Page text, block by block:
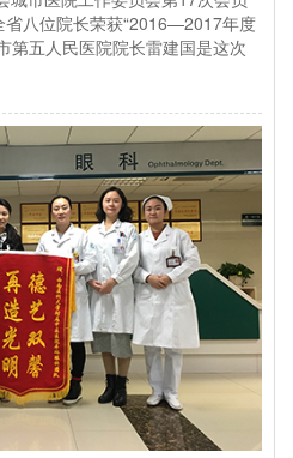
省八位院长荣获“2016—2017年度
第五人民医院院长雷建国是这次